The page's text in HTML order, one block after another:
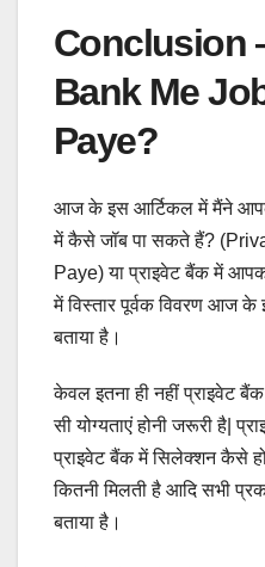
Conclusion
Bank Me
Paye?
आज के इस आर्टिकल में मैंने
में कैसे जॉब पा सकते हैं?
Paye) या प्राइवेट बैंक में
में विस्तार पूर्वक विवरण आज
बताया है।
केवल इतना ही नहीं प्राइवेट
सी योग्यताएं होनी जरूरी है|
प्राइवेट बैंक में सिलेक्शन कैसे
कितनी मिलती है आदि सभी
बताया है।